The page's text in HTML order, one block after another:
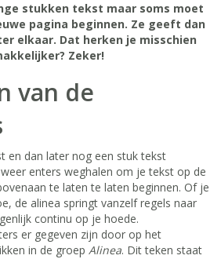
stukken tekst maar soms moet
pagina beginnen. Ze geeft dan
elkaar. Dat herken je misschien
Zeker!
van de
en dan later nog een stuk tekst
enters weghalen om je tekst op de
te laten te laten beginnen. Of je
de alinea springt vanzelf regels naar
continu op je hoede.
er gegeven zijn door op het
in de groep Alinea. Dit teken staat